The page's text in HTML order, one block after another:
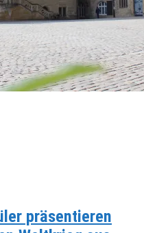
präsentieren